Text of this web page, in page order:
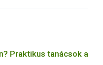
Praktikus tanácsok a